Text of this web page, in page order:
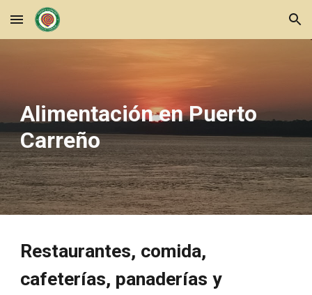
Skip to main content Skip to navigation
Alimentación en Puerto
Carreño
Restaurantes, comida,
cafeterías, panaderías y